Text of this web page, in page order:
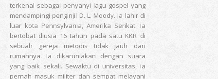
terkenal sebagai penyanyi lagu gospel yang
mendampingi penginjil D. L. Moody. Ia lahir di
luar kota Pennsylvania, Amerika Serikat. Ia
bertobat diusia 16 tahun pada satu KKR di
sebuah gereja metodis tidak jauh dari
rumahnya. Ia dikaruniakan dengan suara
yang baik sekali. Sewaktu di universitas, ia
pernah masuk militer dan sempat melayani